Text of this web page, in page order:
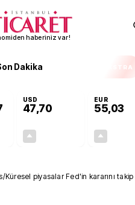
haberiniz var!
Dakika EKSTRA
USD
47,70
EUR
55,03
/Küresel piyasalar Fed'in kararını